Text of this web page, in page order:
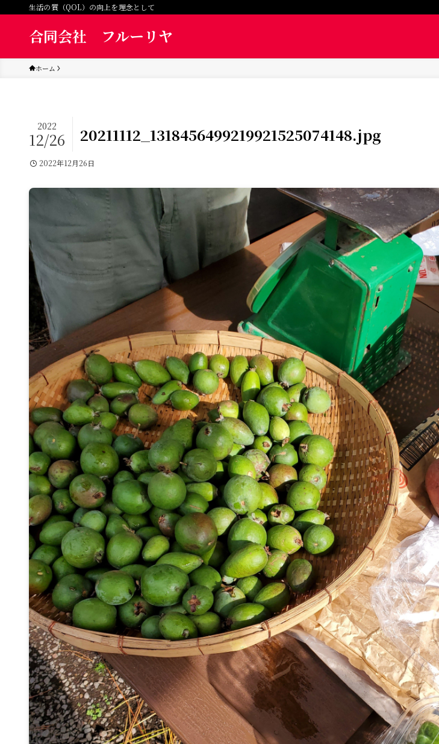
生活の質（QOL）の向上を理念として
合同会社 フルーリヤ
ホーム
20211112_1318456499219921525074148.jpg
2022
12/26
2022年12月26日